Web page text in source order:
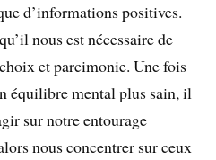
d’informations positives.
nous est nécessaire de
et parcimonie. Une fois
équilibre mental plus sain, il
sur notre entourage
nous concentrer sur ceux